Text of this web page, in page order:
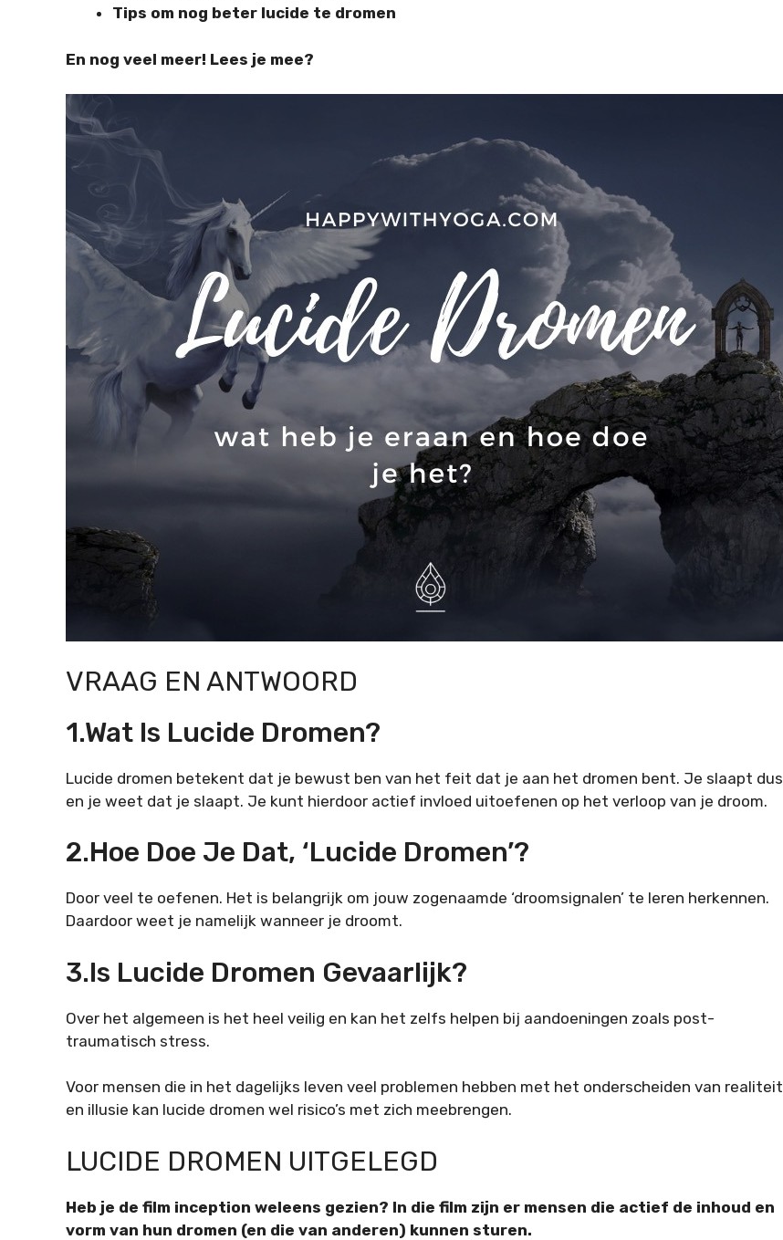
Tips om nog beter lucide te dromen
En nog veel meer! Lees je mee?
VRAAG EN ANTWOORD
1.Wat Is Lucide Dromen?
Lucide dromen betekent dat je bewust ben van het feit dat je aan het dromen bent. Je slaapt dus
en je weet dat je slaapt. Je kunt hierdoor actief invloed uitoefenen op het verloop van je droom.
2.Hoe Doe Je Dat, ‘lucide Dromen’?
Door veel te oefenen. Het is belangrijk om jouw zogenaamde ‘droomsignalen’ te leren herkennen.
Daardoor weet je namelijk wanneer je droomt.
3.Is Lucide Dromen Gevaarlijk?
Over het algemeen is het heel veilig en kan het zelfs helpen bij aandoeningen zoals post-
traumatisch stress.
Voor mensen die in het dagelijks leven veel problemen hebben met het onderscheiden van realiteit
en illusie kan lucide dromen wel risico’s met zich meebrengen.
LUCIDE DROMEN UITGELEGD
Heb je de film inception weleens gezien? In die film zijn er mensen die actief de inhoud en
vorm van hun dromen (en die van anderen) kunnen sturen.